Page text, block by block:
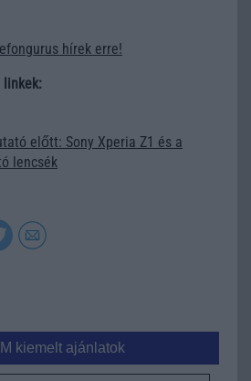
hírek erre!
linkek:
előtt: Sony Xperia Z1 és a
lencsék
kiemelt ajánlatok